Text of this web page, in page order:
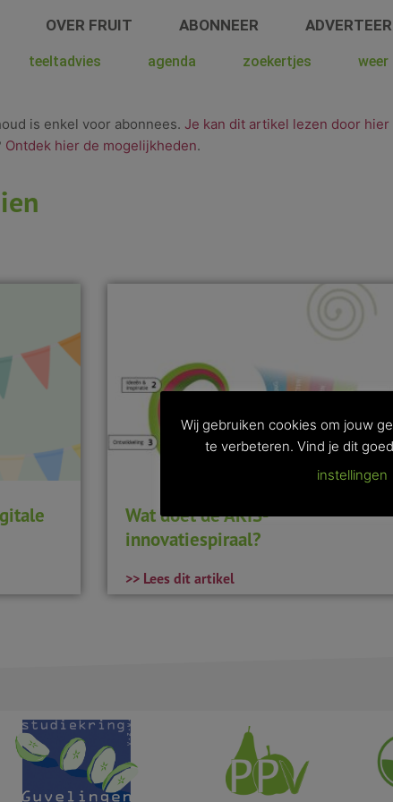
OVER FRUIT ABONNEER ADVERTEER
teeltadvies agenda zoekertjes weer
is enkel voor abonnees. Je kan dit artikel lezen door
Ontdek hier de mogelijkheden.
Wat doet de AKIS-
innovatiespiraal?
>> Lees dit artikel
Wij gebruiken cookies om jouw
te verbeteren. Vind je dit
instellingen